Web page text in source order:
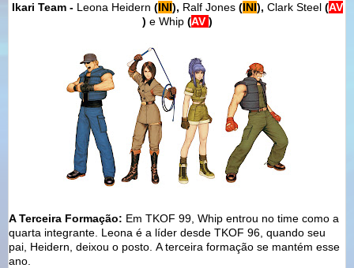
Ikari Team - Leona Heidern (INI), Ralf Jones(INI), Clark Steel(AV
) e Whip(AV )
A Terceira Formação: Em TKOF 99, Whip entrou no time como a
quarta integrante. Leona é a líder desde TKOF 96, quando seu
pai, Heidern, deixou o posto. A terceira formação se mantém esse
ano.